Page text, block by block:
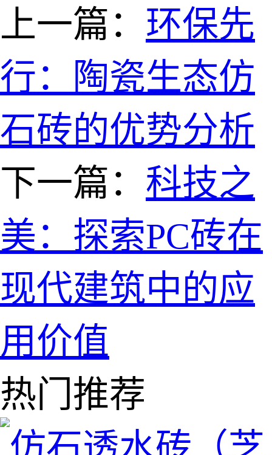
上一篇： 环保先
行：陶瓷生态仿
石砖的优势分析
下一篇： 科技之
美：探索PC砖在
现代建筑中的应
用价值
热门推荐